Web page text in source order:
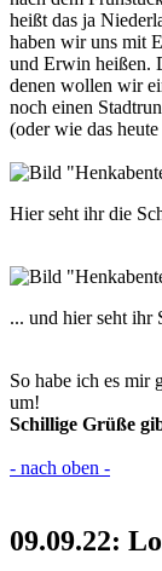
heißt das ja
haben wir uns mit
und Erwin heißen.
denen wollen wir
noch einen
(oder wie das
Hier seht ihr die
... und hier seht ihr
So habe ich es mir
um!
Schillige Grüße
- nach oben -
09.09.22: